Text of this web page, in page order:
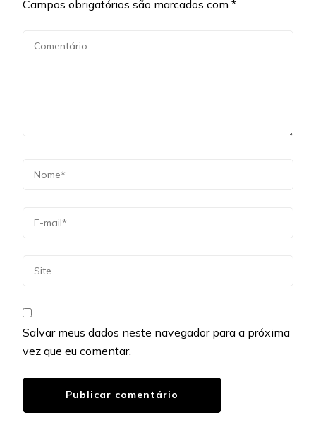
Campos obrigatórios são marcados com *
Salvar meus dados neste navegador para a próxima
vez que eu comentar.